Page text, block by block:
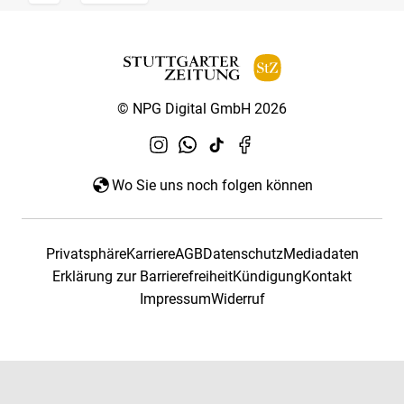
© NPG Digital GmbH 2026
Wo Sie uns noch folgen können
PrivatsphäreKarriereAGBDatenschutzMediadaten
Erklärung zur BarrierefreiheitKündigungKontakt
ImpressumWiderruf